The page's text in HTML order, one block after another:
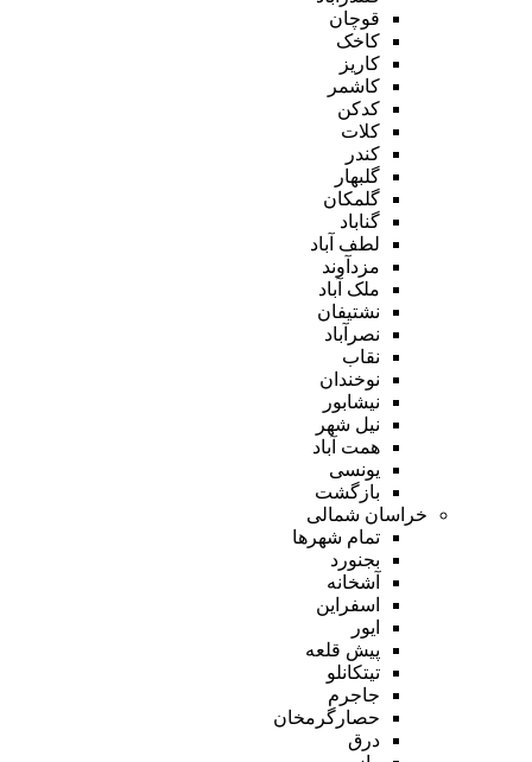
قوچان
کاخک
کاریز
کاشمر
کدکن
کلات
کندر
گلبهار
گلمکان
گناباد
لطف آباد
مزدآوند
ملک آباد
نشتیفان
نصرآباد
نقاب
نوخندان
نیشابور
نیل شهر
همت آباد
یونسی
بازگشت
خراسان شمالی
تمام شهر‌ها
بجنورد
آشخانه
اسفراین
ایور
پیش قلعه
تیتکانلو
جاجرم
حصارگرمخان
درق